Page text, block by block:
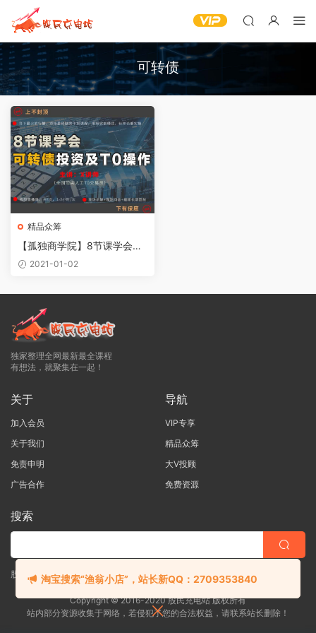
可转债
精品众筹
【孤独商学院】8节课学会可
转债投资及T0操作
2021-01-02
独家整理全网最新最全课程
有想法，就聚集在一起！
关于
加入会员
关于我们
免责申明
广告合作
导航
VIP专享
精品众筹
大V投顾
免费资源
搜索
股票|外汇|期货一站式学习平台！！
Copyright © 2016-2020 股民充电站 版权所有
站内部分资源收集于网络，若侵犯了您的合法权益，请联系站长删除！
淘宝搜索“渔翁小店”，站长新QQ：2709353840